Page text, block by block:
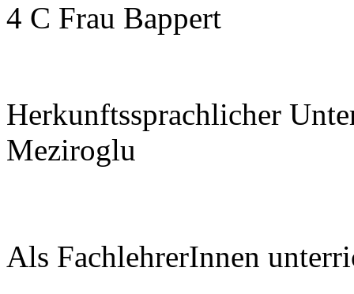
4 C Frau Bappert
Herkunftssprachlicher
Meziroglu
Als FachlehrerInnen